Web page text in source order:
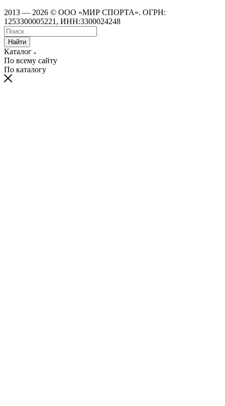
2013 — 2026 © ООО «МИР СПОРТА». ОГРН:
1253300005221, ИНН:3300024248
Найти
Каталог
По всему сайту
По каталогу